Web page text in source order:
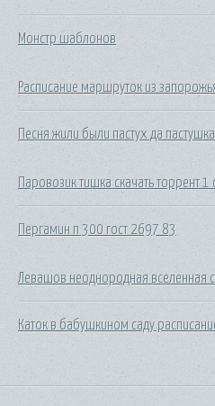
Монстр шаблонов
Расписание маршруток из
Песня жили были пастух да
Паровозик тишка скачать торрент 1
Пергамин п 300 гост 2697 83
Левашов неоднородная вселенная
Каток в бабушкином саду